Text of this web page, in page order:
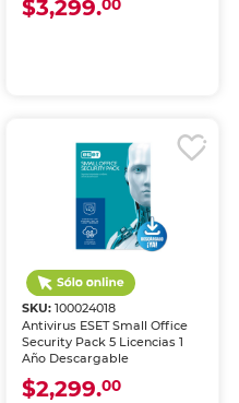
$3,299.00
SKU: 100024018
Antivirus ESET Small Office
Security Pack 5 Licencias 1
Año Descargable
$2,299.00